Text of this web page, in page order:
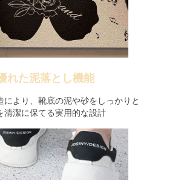
れた泥落とし機能
により、靴底の泥や砂をしっかりと
清潔に保てる実用的な設計